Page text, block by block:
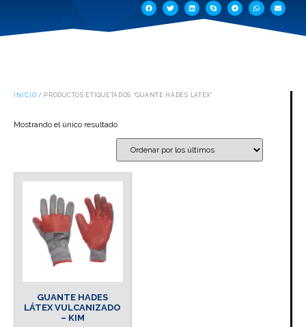
INICIO / PRODUCTOS ETIQUETADOS “GUANTE HADES LATEX”
Mostrando el único resultado
GUANTE HADES
LÁTEX VULCANIZADO
– KIM